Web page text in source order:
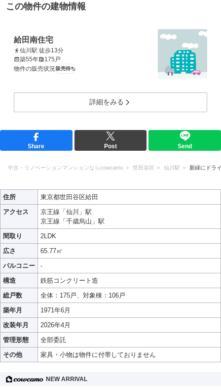
この物件の建物情報
給田南住宅
仙川駅 徒歩13分
築55年
175戸
物件の販売状況 販売待ち
詳細をみる
Share Post Send
中古・リノベーションマンションならcowcamo 世田谷区 仙川駅 新緑にドラ
住所
東京都世田谷区給田
アクセス
京王線「仙川」駅
京王線「千歳烏山」駅
間取り
2LDK
広さ
65.77㎡
バルコニー
-
構造
鉄筋コンクリート造
総戸数
全体：175戸、対象棟：106戸
築年月
1971年6月
改装年月
2026年4月
管理形態
全部委託
その他
家具・小物は物件に付帯しておりません
NEW ARRIVAL